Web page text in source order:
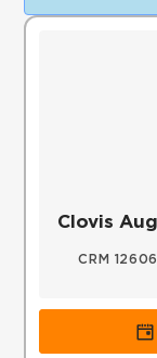
Clovis
CRM